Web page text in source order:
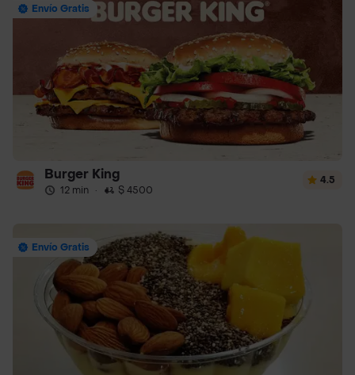
Envío Gratis
Burger King
12 min · $ 4500
4.5
Envío Gratis